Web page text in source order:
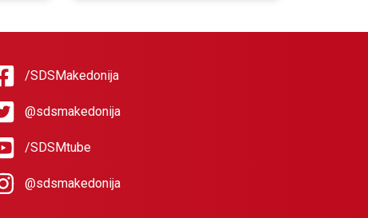
/SDSMakedonija
@sdsmakedonija
/SDSMtube
@sdsmakedonija